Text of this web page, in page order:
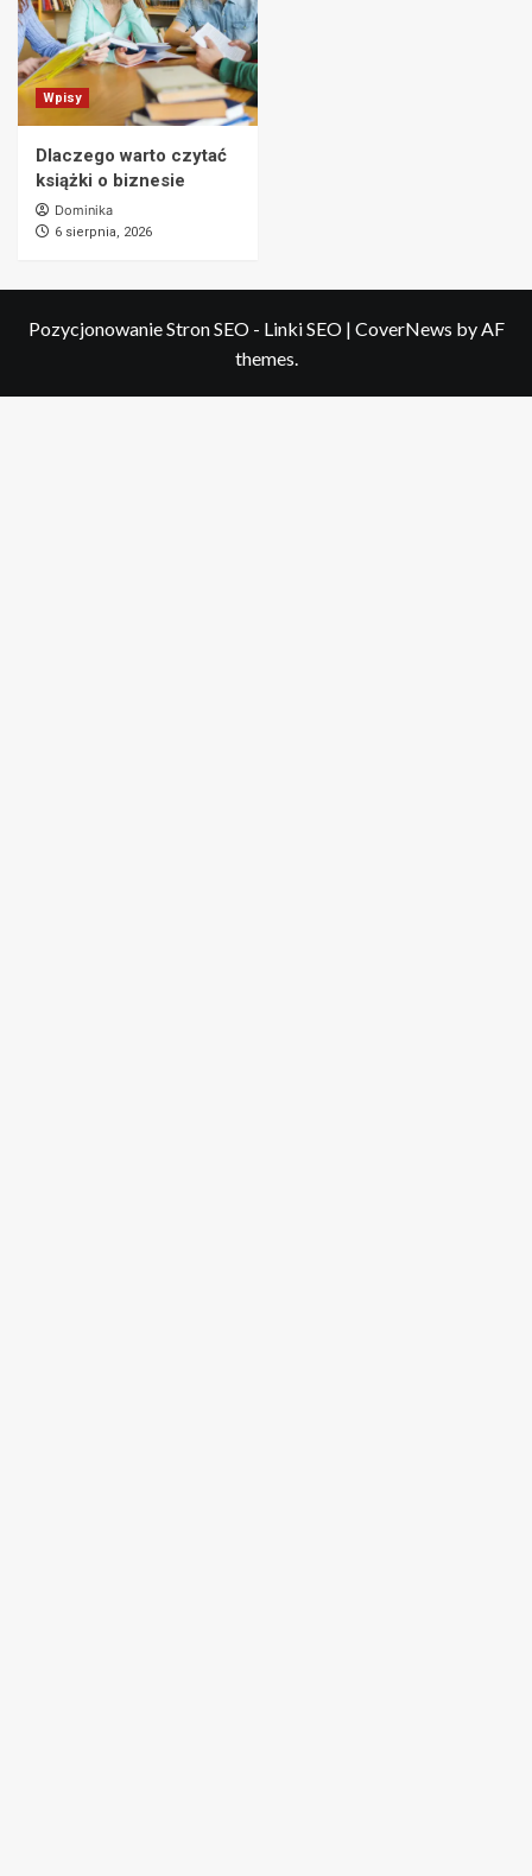
Wpisy
Dlaczego warto czytać
książki o biznesie
Dominika
6 sierpnia, 2026
Pozycjonowanie Stron SEO - Linki SEO | CoverNews by AF
themes.